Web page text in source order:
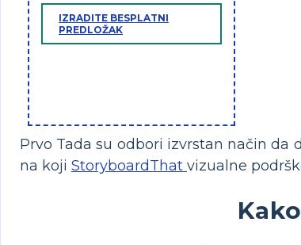
IZRADITE BESPLATNI
PREDLOŽAK
Prvo Tada su odbori izvrstan način
na koji StoryboardThat vizualne